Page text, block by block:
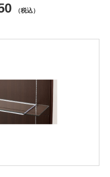
（税込）